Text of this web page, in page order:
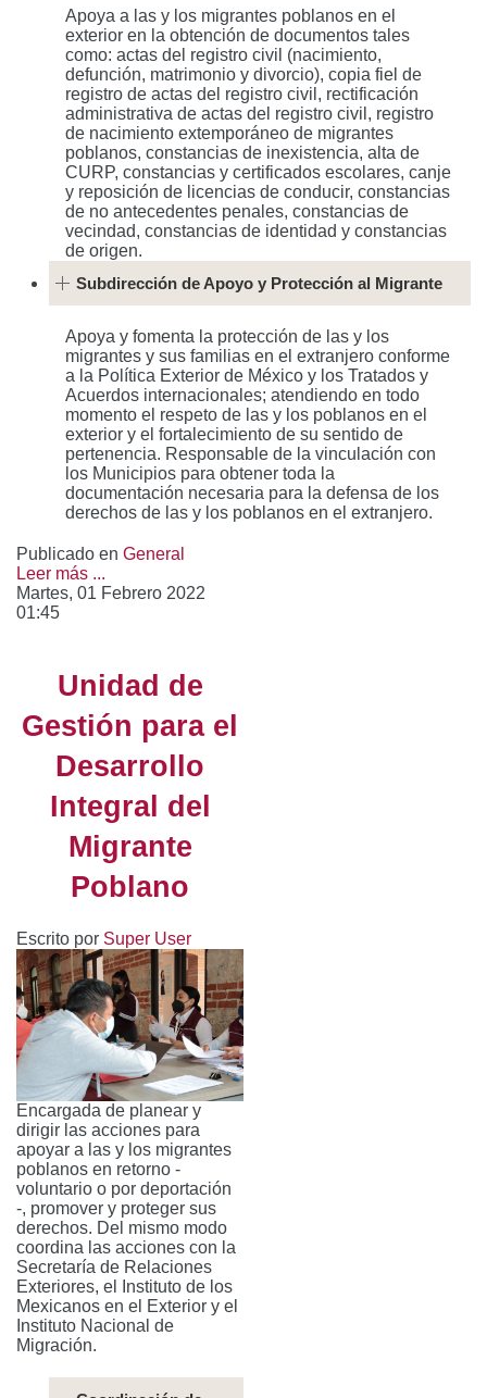
Apoya a las y los migrantes poblanos en el
exterior en la obtención de documentos tales
como: actas del registro civil (nacimiento,
defunción, matrimonio y divorcio), copia fiel de
registro de actas del registro civil, rectificación
administrativa de actas del registro civil, registro
de nacimiento extemporáneo de migrantes
poblanos, constancias de inexistencia, alta de
CURP, constancias y certificados escolares, canje
y reposición de licencias de conducir, constancias
de no antecedentes penales, constancias de
vecindad, constancias de identidad y constancias
de origen.
Subdirección de Apoyo y Protección al Migrante
Apoya y fomenta la protección de las y los
migrantes y sus familias en el extranjero conforme
a la Política Exterior de México y los Tratados y
Acuerdos internacionales; atendiendo en todo
momento el respeto de las y los poblanos en el
exterior y el fortalecimiento de su sentido de
pertenencia. Responsable de la vinculación con
los Municipios para obtener toda la
documentación necesaria para la defensa de los
derechos de las y los poblanos en el extranjero.
Publicado en General
Leer más ...
Martes, 01 Febrero 2022
01:45
Unidad de
Gestión para el
Desarrollo
Integral del
Migrante
Poblano
Escrito por Super User
Encargada de planear y
dirigir las acciones para
apoyar a las y los migrantes
poblanos en retorno -
voluntario o por deportación
-, promover y proteger sus
derechos. Del mismo modo
coordina las acciones con la
Secretaría de Relaciones
Exteriores, el Instituto de los
Mexicanos en el Exterior y el
Instituto Nacional de
Migración.